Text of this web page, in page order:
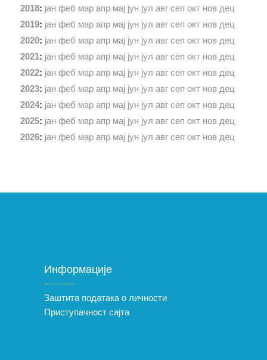
2018: јан феб мар апр мај јун јул авг сеп окт нов дец
2019: јан феб мар апр мај јун јул авг сеп окт нов дец
2020: јан феб мар апр мај јун јул авг сеп окт нов дец
2021: јан феб мар апр мај јун јул авг сеп окт нов дец
2022: јан феб мар апр мај јун јул авг сеп окт нов дец
2023: јан феб мар апр мај јун јул авг сеп окт нов дец
2024: јан феб мар апр мај јун јул авг сеп окт нов дец
2025: јан феб мар апр мај јун јул авг сеп окт нов дец
2026: јан феб мар апр мај јун јул авг сеп окт нов дец
Информације
Заштита података о личности
Приступачност сајта